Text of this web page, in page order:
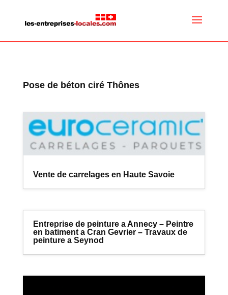
Pose de béton ciré Thônes
Vente de carrelages en Haute Savoie
Entreprise de peinture a Annecy – Peintre
en batiment a Cran Gevrier – Travaux de
peinture a Seynod